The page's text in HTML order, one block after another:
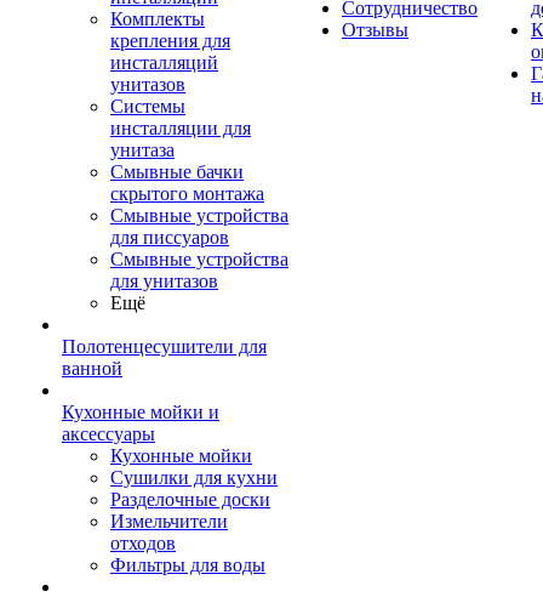
Комплекты
крепления для
инсталляций
унитазов
Системы
инсталляции для
унитаза
Смывные бачки
скрытого монтажа
Смывные устройства
для писсуаров
Смывные устройства
для унитазов
Ещё
Полотенцесушители для
ванной
Кухонные мойки и
аксессуары
Кухонные мойки
Сушилки для кухни
Разделочные доски
Измельчители
отходов
Фильтры для воды
Сотрудничество
Отзывы